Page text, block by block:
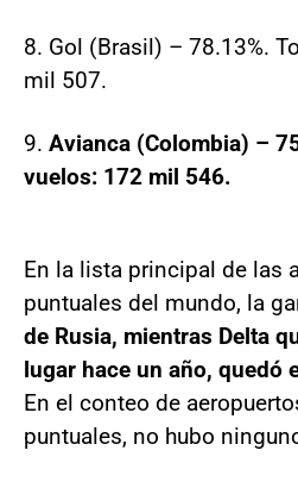
8. Gol (Brasil) – 78.13%.
mil 507.
9. Avianca (Colombia) –
vuelos: 172 mil 546.
En la lista principal de las
puntuales del mundo, la
de Rusia, mientras Delta
lugar hace un año, quedó
En el conteo de
puntuales, no hubo